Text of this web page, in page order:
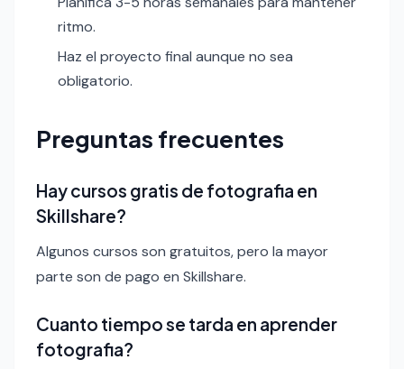
ritmo.
Haz el proyecto final aunque no sea
obligatorio.
Preguntas frecuentes
Hay cursos gratis de fotografia en
Skillshare?
Algunos cursos son gratuitos, pero la mayor
parte son de pago en Skillshare.
Cuanto tiempo se tarda en aprender
fotografia?